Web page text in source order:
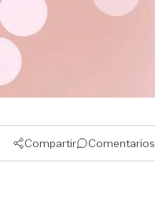
Compartir Comentarios